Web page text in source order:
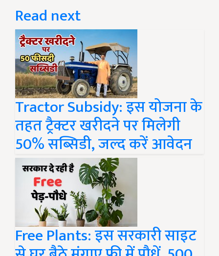
Read next
Tractor Subsidy: इस योजना के
तहत ट्रैक्टर खरीदने पर मिलेगी
50% सब्सिडी, जल्द करें आवेदन
Free Plants: इस सरकारी साइट